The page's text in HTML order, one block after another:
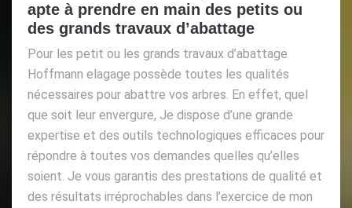
apte à prendre en main des petits ou
des grands travaux d’abattage
Pour les petit ou les grands travaux d’abattage
Hoffmann elagage possède toutes les qualités
nécessaires pour abattre vos arbres. En effet, quel
que soit leur envergure, Je dispose d’une grande
expertise et des outils technologiques efficaces pour
répondre à toutes vos demandes quelles qu’elles
soient. Je vous garantis des prestations de qualité et
des résultats irréprochables dans l’exercice de mon